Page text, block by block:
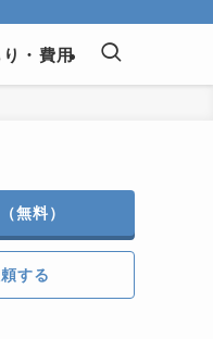
り・費用
無料）
する